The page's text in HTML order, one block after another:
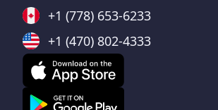
+1 (778) 653-6233
+1 (470) 802-4333